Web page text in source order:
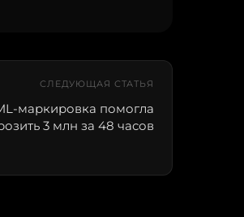
СЛЕДУЮЩАЯ СТАТЬЯ
маркировка помогла
3 млн за 48 часов